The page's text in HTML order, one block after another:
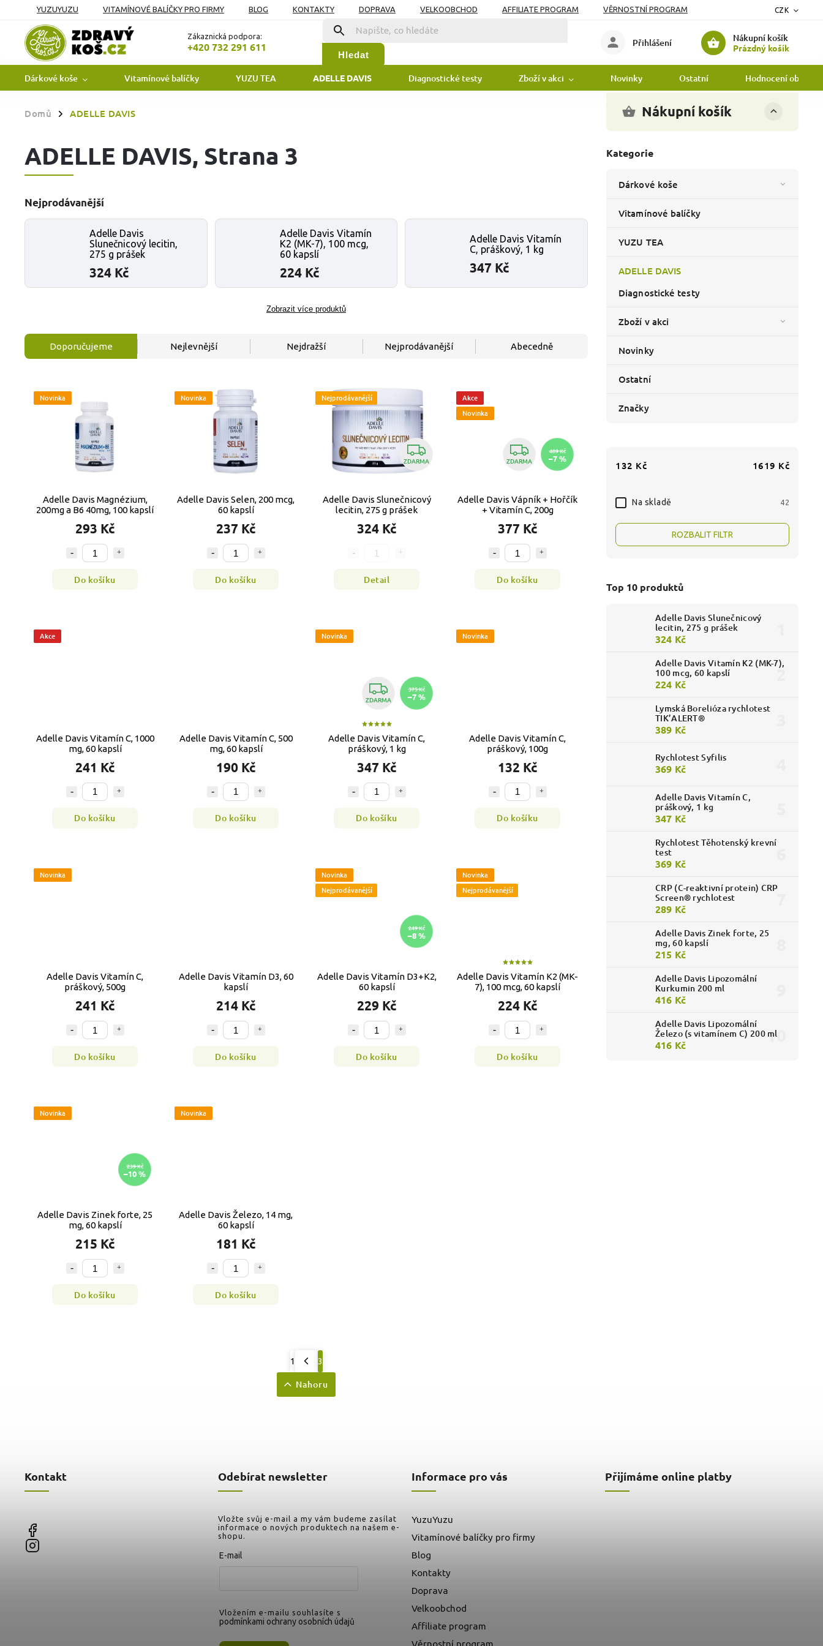
YUZUYUZU VITAMÍNOVÉ BALÍČKY PRO FIRMY BLOG KONTAKTY DOPRAVA VELKOOBCHOD AFFILIATE PROGRAM
VĚRNOSTNÍ PROGRAM
CZK
Zákaznická podpora:
+420 732 291 611
Hledat
Nákupní košík
Prázdný košík
Přihlášení
Dárkové koše Vitamínové balíčky YUZU TEA ADELLE DAVIS Diagnostické testy Zboží v akci Novinky Ostatní Hodnocení obchodu
Domů / ADELLE DAVIS Nákupní košík
Kategorie
Dárkové koše
Vitamínové balíčky
YUZU TEA
ADELLE DAVIS
Diagnostické testy
Zboží v akci
Novinky
Ostatní
Značky
132 Kč 1619 Kč
Na skladě 42
ROZBALIT FILTR
Top 10 produktů
Adelle Davis Slunečnicový
lecitin, 275 g prášek
324 Kč
Adelle Davis Vitamín K2 (MK-7),
100 mcg, 60 kapslí
224 Kč
Lymská Borelióza rychlotest
TIK’ALERT®
389 Kč
Rychlotest Syfilis
369 Kč
Adelle Davis Vitamín C,
práškový, 1 kg
347 Kč
Rychlotest Těhotenský krevní
test
369 Kč
CRP (C-reaktivní protein) CRP
Screen® rychlotest
289 Kč
Adelle Davis Zinek forte, 25
mg, 60 kapslí
215 Kč
Adelle Davis Lipozomální
Kurkumin 200 ml
416 Kč
Adelle Davis Lipozomální
Železo (s vitamínem C) 200 ml
416 Kč
ADELLE DAVIS, Strana 3
Nejprodávanější
Adelle Davis
Slunečnicový lecitin,
275 g prášek
324 Kč
Adelle Davis Vitamín
K2 (MK-7), 100 mcg,
60 kapslí
224 Kč
Adelle Davis Vitamín
C, práškový, 1 kg
347 Kč
Zobrazit více produktů
Doporučujeme Nejlevnější Nejdražší Nejprodávanější Abecedně
Novinka
Adelle Davis Magnézium,
200mg a B6 40mg, 100 kapslí
293 Kč
Do košíku
Novinka
Adelle Davis Selen, 200 mcg,
60 kapslí
237 Kč
Do košíku
Nejprodávanější
ZDARMA
Adelle Davis Slunečnicový
lecitin, 275 g prášek
324 Kč
Detail
Akce
Novinka
ZDARMA
409 Kč
–7 %
Adelle Davis Vápník + Hořčík
+ Vitamín C, 200g
377 Kč
Do košíku
Akce
Adelle Davis Vitamín C, 1000
mg, 60 kapslí
241 Kč
Do košíku
Adelle Davis Vitamín C, 500
mg, 60 kapslí
190 Kč
Do košíku
Novinka
ZDARMA
375 Kč
–7 %
Adelle Davis Vitamín C,
práškový, 1 kg
347 Kč
Do košíku
Novinka
Adelle Davis Vitamín C,
práškový, 100g
132 Kč
Do košíku
Novinka
Adelle Davis Vitamín C,
práškový, 500g
241 Kč
Do košíku
Adelle Davis Vitamín D3, 60
kapslí
214 Kč
Do košíku
Novinka
Nejprodávanější
249 Kč
–8 %
Adelle Davis Vitamín D3+K2,
60 kapslí
229 Kč
Do košíku
Novinka
Nejprodávanější
Adelle Davis Vitamín K2 (MK-
7), 100 mcg, 60 kapslí
224 Kč
Do košíku
Novinka
239 Kč
–10 %
Adelle Davis Zinek forte, 25
mg, 60 kapslí
215 Kč
Do košíku
Novinka
Adelle Davis Železo, 14 mg,
60 kapslí
181 Kč
Do košíku
1 3
Nahoru
Kontakt Odebírat newsletter
Vložte svůj e-mail a my vám budeme zasílat
informace o nových produktech na našem e-
shopu.
E-mail
Vložením e-mailu souhlasíte s
podmínkami ochrany osobních údajů
Informace pro vás
YuzuYuzu
Vitamínové balíčky pro firmy
Blog
Kontakty
Doprava
Velkoobchod
Affiliate program
Přijímáme online platby